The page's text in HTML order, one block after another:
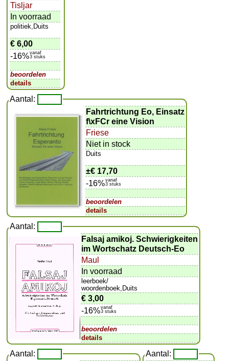
Tisljar
In voorraad
politiek,Duits
€ 6,00
-16%vanaf
3 stuks
beoordelen
details
Aantal:
Fahrtrichtung Eo, Einsatz
f\xFCr eine Vision
Friese
Niet in stock
Duits
±€ 17,70
-16%vanaf
3 stuks
beoordelen
details
Aantal:
Falsaj amikoj. Schwierigkeiten
im Wortschatz Deutsch-Eo
Maul
In voorraad
leerboek/
woordenboek,Duits
€ 3,00
-16%vanaf
3 stuks
beoordelen
details
Aantal: Aantal: